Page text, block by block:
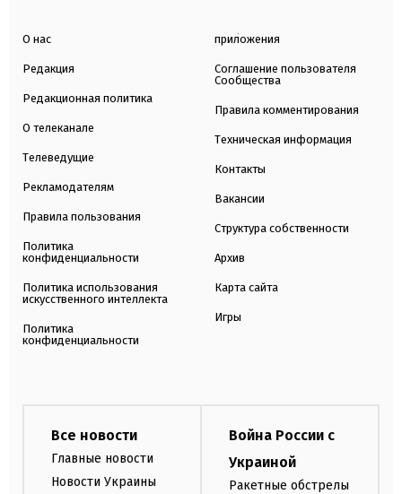
О нас
Редакция
Редакционная политика
О телеканале
Телеведущие
Рекламодателям
Правила пользования
Политика
конфиденциальности
Политика использования
искусственного интеллекта
Политика
конфиденциальности
приложения
Соглашение пользователя
Сообщества
Правила комментирования
Техническая информация
Контакты
Вакансии
Структура собственности
Архив
Карта сайта
Игры
Все новости
Главные новости
Новости Украины
Война России с
Украиной
Ракетные обстрелы